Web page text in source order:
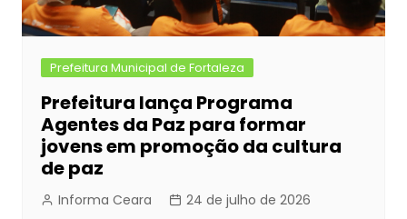
Prefeitura Municipal de Fortaleza
Prefeitura lança Programa
Agentes da Paz para formar
jovens em promoção da cultura
de paz
Informa Ceara 24 de julho de 2026